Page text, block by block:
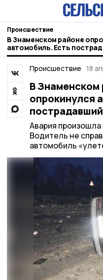
Происшествие
В Знаменском районе
автомобиль. Есть
Происшествие 18
В Знаменском
опрокинулся
пострадавший
Авария
Водитель не
автомобиль